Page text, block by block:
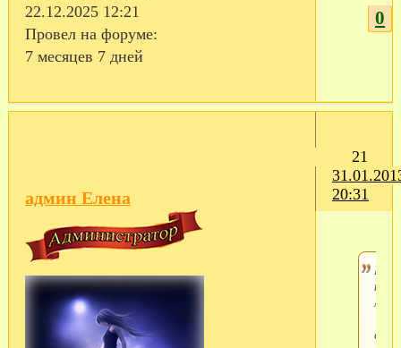
22.12.2025 12:21
Провел на форуме:
7 месяцев 7 дней
0
21
20:31
админ Елена
Кто
те